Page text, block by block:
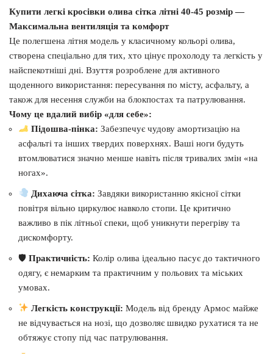
Купити легкі кросівки олива сітка літні 40-45 розмір —
Максимальна вентиляція та комфорт
Це полегшена літня модель у класичному кольорі олива,
створена спеціально для тих, хто цінує прохолоду та легкість у
найспекотніші дні. Взуття розроблене для активного
щоденного використання: пересування по місту, асфальту, а
також для несення служби на блокпостах та патрулювання.
Чому це вдалий вибір «для себе»:
Підошва-пінка: Забезпечує чудову амортизацію на
асфальті та інших твердих поверхнях. Ваші ноги будуть
втомлюватися значно менше навіть після тривалих змін «на
ногах».
Дихаюча сітка: Завдяки використанню якісної сітки
повітря вільно циркулює навколо стопи. Це критично
важливо в пік літньої спеки, щоб уникнути перегріву та
дискомфорту.
🛡 Практичність: Колір олива ідеально пасує до тактичного
одягу, є немарким та практичним у польових та міських
умовах.
Легкість конструкції: Модель від бренду Армос майже
не відчувається на нозі, що дозволяє швидко рухатися та не
обтяжує стопу під час патрулювання.